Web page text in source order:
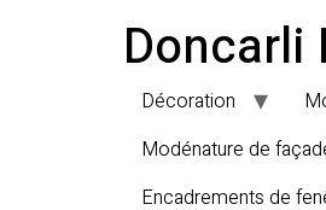
Doncarli
Décoration
Modénature de
Encadrements de